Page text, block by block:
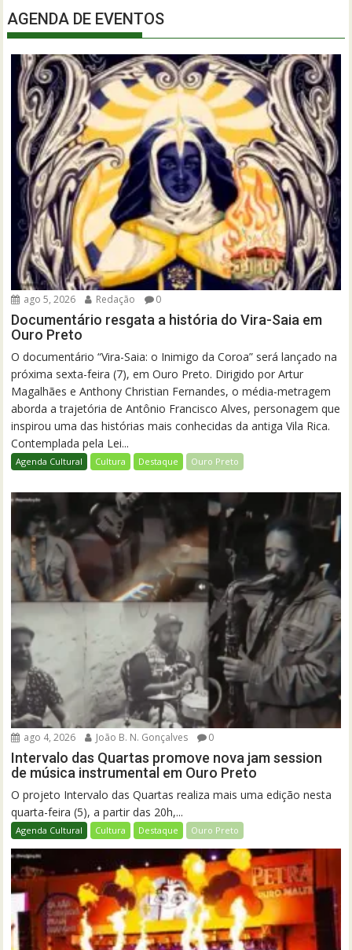
AGENDA DE EVENTOS
ago 5, 2026 Redação 0
Documentário resgata a história do Vira-Saia em
Ouro Preto
O documentário “Vira-Saia: o Inimigo da Coroa” será lançado na
próxima sexta-feira (7), em Ouro Preto. Dirigido por Artur
Magalhães e Anthony Christian Fernandes, o média-metragem
aborda a trajetória de Antônio Francisco Alves, personagem que
inspirou uma das histórias mais conhecidas da antiga Vila Rica.
Contemplada pela Lei...
Agenda Cultural Cultura Destaque Ouro Preto
ago 4, 2026 João B. N. Gonçalves 0
Intervalo das Quartas promove nova jam session
de música instrumental em Ouro Preto
O projeto Intervalo das Quartas realiza mais uma edição nesta
quarta-feira (5), a partir das 20h,...
Agenda Cultural Cultura Destaque Ouro Preto